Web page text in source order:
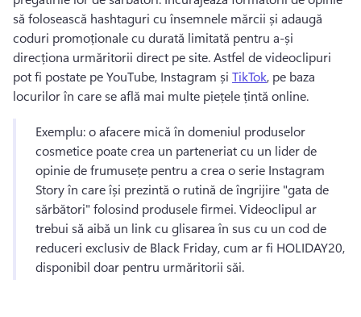
să folosească hashtaguri cu însemnele mărcii și adaugă
coduri promoționale cu durată limitată pentru a-și
direcționa urmăritorii direct pe site. Astfel de videoclipuri
pot fi postate pe YouTube, Instagram și TikTok, pe baza
locurilor în care se află mai multe piețele țintă online.
Exemplu: o afacere mică în domeniul produselor
cosmetice poate crea un parteneriat cu un lider de
opinie de frumusețe pentru a crea o serie Instagram
Story în care își prezintă o rutină de îngrijire "gata de
sărbători" folosind produsele firmei. Videoclipul ar
trebui să aibă un link cu glisarea în sus cu un cod de
reduceri exclusiv de Black Friday, cum ar fi HOLIDAY20,
disponibil doar pentru urmăritorii săi.